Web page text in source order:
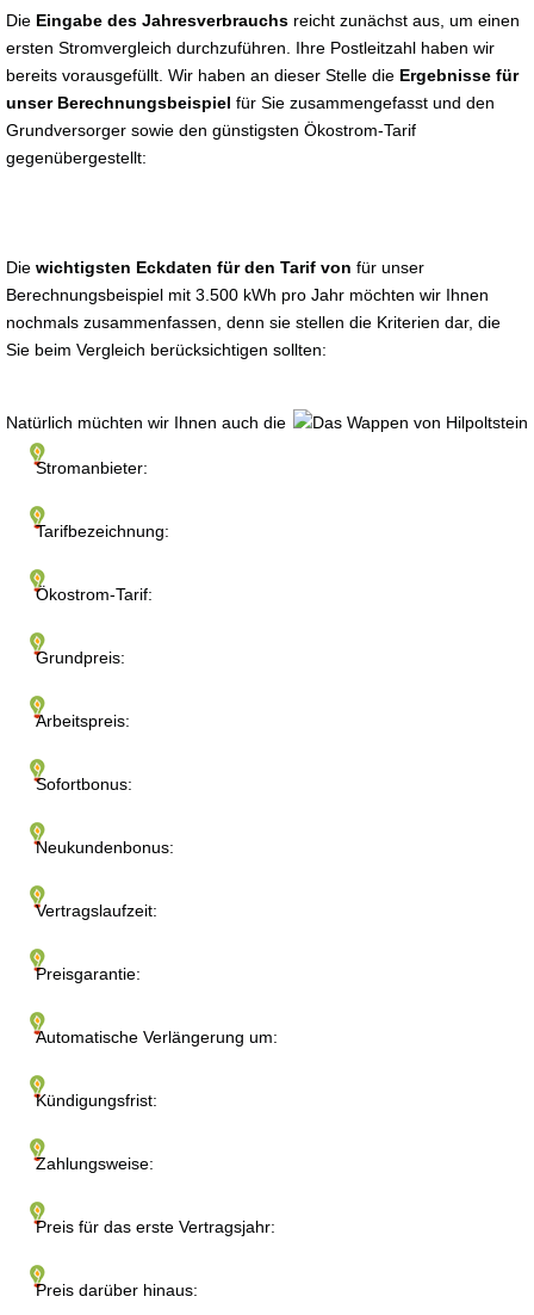
Die Eingabe des Jahresverbrauchs reicht zunächst aus, um einen
ersten Stromvergleich durchzuführen. Ihre Postleitzahl haben wir
bereits vorausgefüllt. Wir haben an dieser Stelle die Ergebnisse für
unser Berechnungsbeispiel für Sie zusammengefasst und den
Grundversorger sowie den günstigsten Ökostrom-Tarif
gegenübergestellt:
Die wichtigsten Eckdaten für den Tarif von für unser
Berechnungsbeispiel mit 3.500 kWh pro Jahr möchten wir Ihnen
nochmals zusammenfassen, denn sie stellen die Kriterien dar, die
Sie beim Vergleich berücksichtigen sollten:
Stromanbieter:
Tarifbezeichnung:
Ökostrom-Tarif:
Grundpreis:
Arbeitspreis:
Sofortbonus:
Neukundenbonus:
Vertragslaufzeit:
Preisgarantie:
Automatische Verlängerung um:
Kündigungsfrist:
Zahlungsweise:
Preis für das erste Vertragsjahr:
Preis darüber hinaus:
Natürlich müchten wir Ihnen auch die